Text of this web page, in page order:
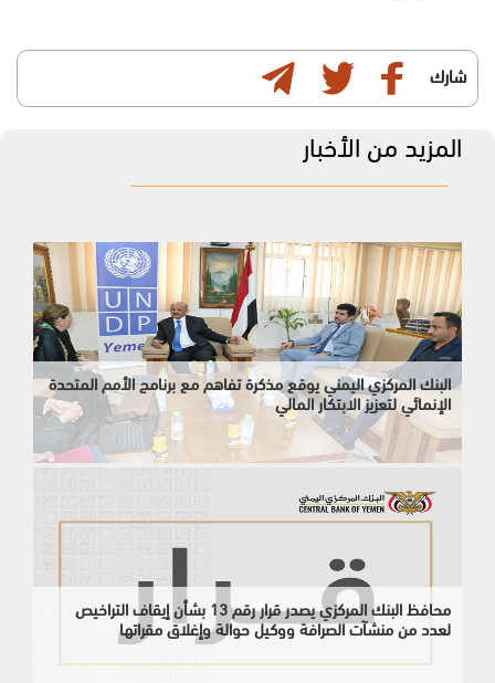
شارك
المزيد من الأخبار
البنك المركزي اليمني يوقع مذكرة تفاهم مع برنامج الأمم المتحدة
الإنمائي لتعزيز الابتكار المالي
محافظ البنك المركزي يصدر قرار رقم 13 بشأن إيقاف التراخيص
لعدد من منشآت الصرافة ووكيل حوالة وإغلاق مقراتها